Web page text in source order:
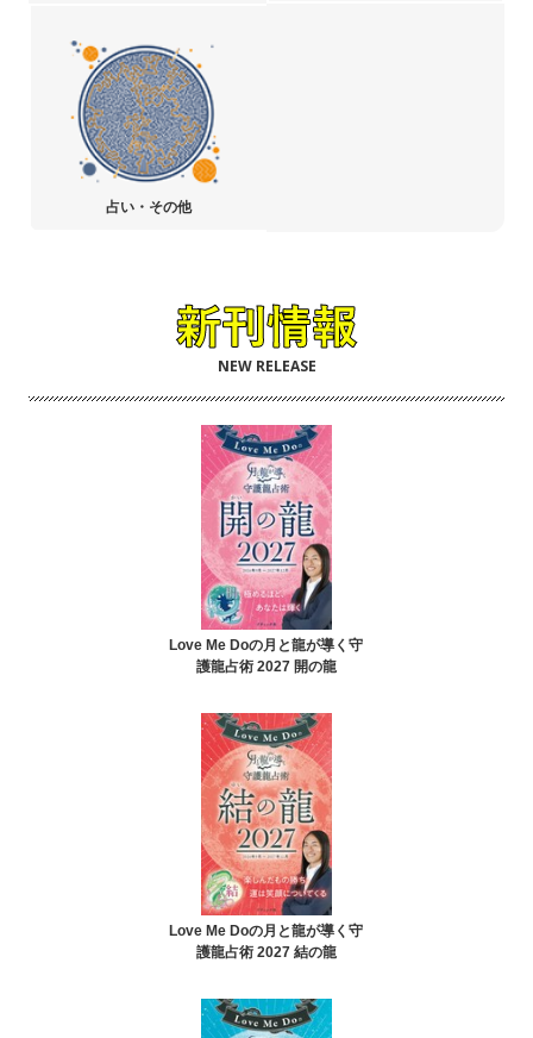
占い・その他
NEW RELEASE
Love Me Doの月と龍が導く守
護龍占術 2027 開の龍
Love Me Doの月と龍が導く守
護龍占術 2027 結の龍